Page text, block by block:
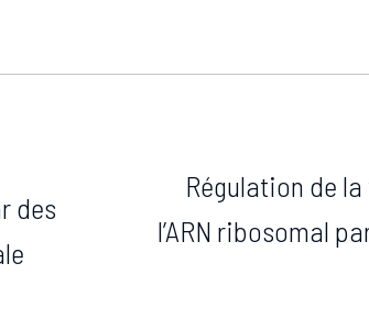
des
Régulation de
l’ARN ribosomal